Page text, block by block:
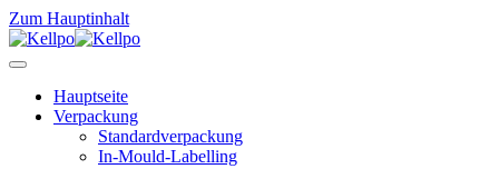
Zum Hauptinhalt
Hauptseite
Verpackung
Standardverpackung
In-Mould-Labelling